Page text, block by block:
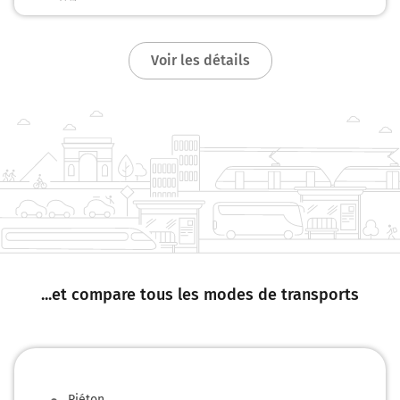
d'Angers) et continuer sur 650 mètres
7,7 km
Au rond-point, prendre la 3ème sortie sur D191 (Route
de Feneu) et continuer sur 600 mètres
8,3 km
8,9 km
Au rond-point, prendre la 2ème sortie sur D191 (Rue
12,8 km
Voir les détails
...et compare tous les modes de transports